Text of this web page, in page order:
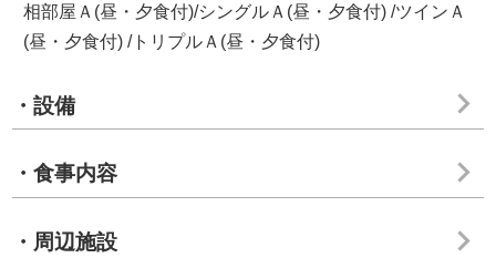
相部屋Ａ(昼・夕食付)/シングルＡ(昼・夕食付) /ツインＡ
(昼・夕食付) /トリプルＡ(昼・夕食付)
・設備
・食事内容
・周辺施設